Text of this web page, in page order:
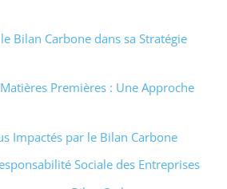
Bilan Carbone dans sa Stratégie
Premières : Une Approche
Impactés par le Bilan Carbone
Sociale des Entreprises